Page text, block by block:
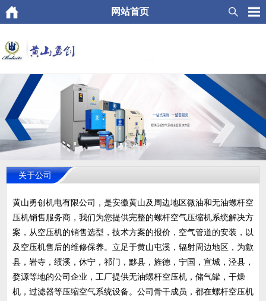
网站首页
关于公司
黄山勇创机电有限公司，是安徽黄山及周边地区微油和无油螺杆空
压机销售服务商，我们为您提供完整的螺杆空气压缩机系统解决方
案，从空压机的销售选型，技术方案的报价，空气管道的安装，以
及空压机售后的维修保养。立足于黄山屯溪，辐射周边地区，为歙
县，岩寺，绩溪，休宁，祁门，黟县，旌德，宁国，宣城，泾县，
婺源等地的公司企业，工厂提供无油螺杆空压机，储气罐，干燥
机，过滤器等压缩空气系统设备。公司骨干成员，都在螺杆空压机